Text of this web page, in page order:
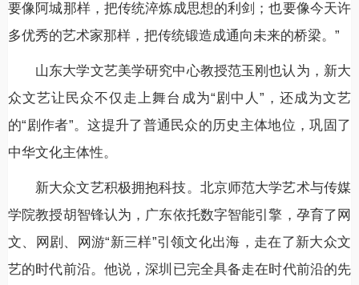
要像阿城那样，把传统淬炼成思想的利剑；也要像今天许
多优秀的艺术家那样，把传统锻造成通向未来的桥梁。”
山东大学文艺美学研究中心教授范玉刚也认为，新大
众文艺让民众不仅走上舞台成为“剧中人”，还成为文艺
的“剧作者”。这提升了普通民众的历史主体地位，巩固了
中华文化主体性。
新大众文艺积极拥抱科技。北京师范大学艺术与传媒
学院教授胡智锋认为，广东依托数字智能引擎，孕育了网
文、网剧、网游“新三样”引领文化出海，走在了新大众文
艺的时代前沿。他说，深圳已完全具备走在时代前沿的先